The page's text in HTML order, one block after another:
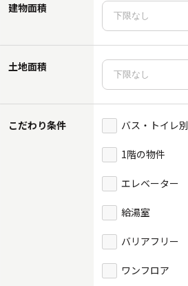
建物面積
土地面積
こだわり条件 バス・トイレ別
1階の物件
エレベーター
給湯室
バリアフリー
ワンフロア